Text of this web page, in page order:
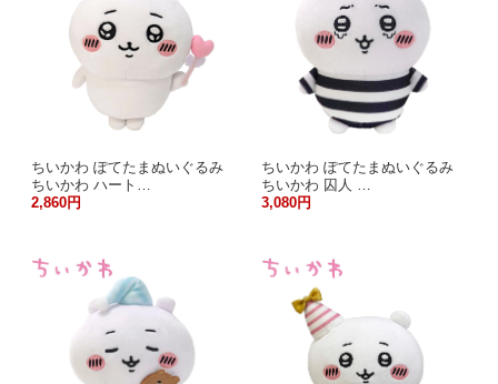
ちいかわ ぽてたまぬいぐるみ
ちいかわ ハート…
2,860円
ちいかわ ぽてたまぬいぐるみ
ちいかわ 囚人 …
3,080円